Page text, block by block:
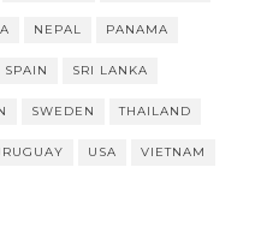
NEPAL PANAMA
SPAIN SRI LANKA
SWEDEN THAILAND
USA VIETNAM